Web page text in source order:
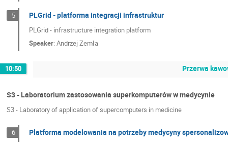
5 PLGrid - platforma integracji infrastruktur
PLGrid - infrastructure integration platform
Speaker:Andrzej Zemła
10:50 Przerwa
S3 - Laboratorium zastosowania superkomputerów w medycynie
S3 - Laboratory of application of supercomputers in medicine
6 Platforma modelowania na potrzeby medycyny